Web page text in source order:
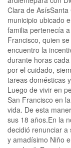
Clara de
municipio ubicado
familia pertenecía
Francisco, quien
encuentro la
durante horas
por el cuidado,
tareas domésticas
Luego de vivir en
San Francisco en
vida. De esta
sus 18 años.En la
decidió renunciar a
y amadísimo Niño